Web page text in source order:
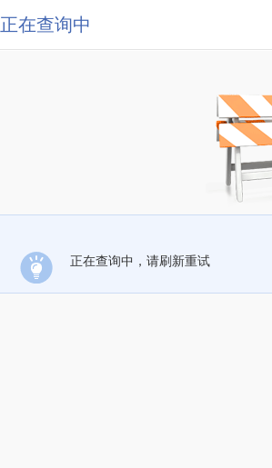
正在查询中
正在查询中，请刷新重试